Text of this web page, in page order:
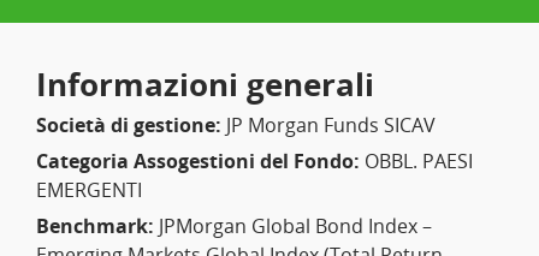
Informazioni generali
Società di gestione: JP Morgan Funds SICAV
Categoria Assogestioni del Fondo: OBBL. PAESI
EMERGENTI
Benchmark: JPMorgan Global Bond Index –